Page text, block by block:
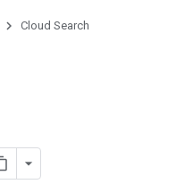
Cloud Search